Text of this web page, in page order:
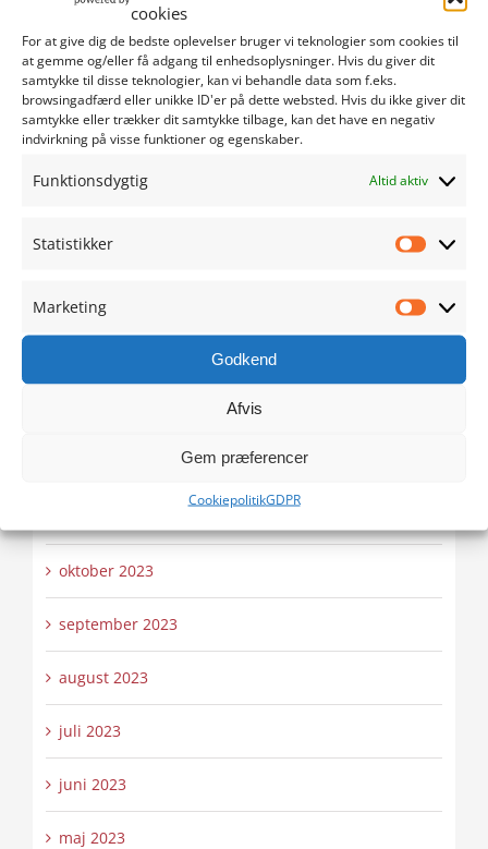
cookies
For at give dig de bedste oplevelser bruger vi teknologier som cookies til
at gemme og/eller få adgang til enhedsoplysninger. Hvis du giver dit
samtykke til disse teknologier, kan vi behandle data som f.eks.
browsingadfærd eller unikke ID'er på dette websted. Hvis du ikke giver dit
samtykke eller trækker dit samtykke tilbage, kan det have en negativ
indvirkning på visse funktioner og egenskaber.
Funktionsdygtig Altid aktiv
Statistikker
Marketing
Godkend
Afvis
Gem præferencer
CookiepolitikGDPR
august 2024
juli 2024
juni 2024
maj 2024
april 2024
marts 2024
oktober 2023
september 2023
august 2023
juli 2023
juni 2023
maj 2023